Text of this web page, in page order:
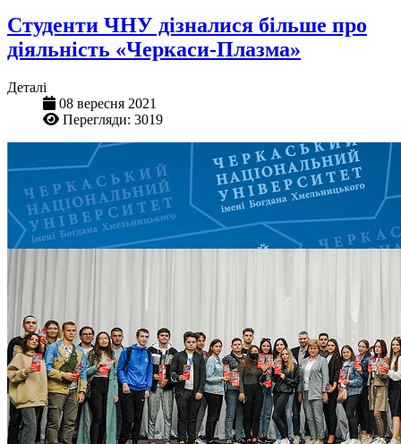
Студенти ЧНУ дізналися більше про
діяльність «Черкаси-Плазма»
Деталі
08 вересня 2021
Перегляди: 3019